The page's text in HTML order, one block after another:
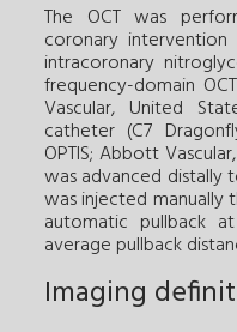
The OCT was
coronary
intracoronary
frequency-domain
Vascular, United
catheter (C7
OPTIS; Abbott
was advanced distally
was injected
automatic pullback
average pullback
Imaging